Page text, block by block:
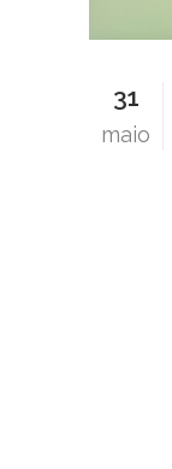
31
maio